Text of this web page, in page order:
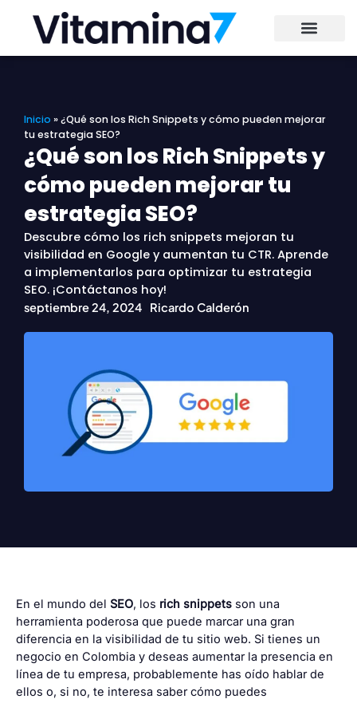
contenido
Inicio »¿Qué son los Rich Snippets y cómo pueden mejorar
tu estrategia SEO?
¿Qué son los Rich Snippets y
cómo pueden mejorar tu
estrategia SEO?
Descubre cómo los rich snippets mejoran tu
visibilidad en Google y aumentan tu CTR. Aprende
a implementarlos para optimizar tu estrategia
SEO. ¡Contáctanos hoy!
septiembre 24, 2024 Ricardo Calderón
En el mundo del SEO, los rich snippets son una
herramienta poderosa que puede marcar una gran
diferencia en la visibilidad de tu sitio web. Si tienes un
negocio en Colombia y deseas aumentar la presencia en
línea de tu empresa, probablemente has oído hablar de
ellos o, si no, te interesa saber cómo puedes